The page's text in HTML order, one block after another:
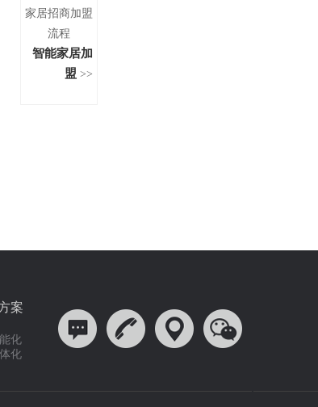
家居招商加盟
流程
智能家居加
盟 >>
案
化
化